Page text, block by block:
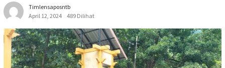
Timlensaposntb
April 12, 2024
489 Dilihat